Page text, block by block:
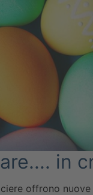
in
offrono